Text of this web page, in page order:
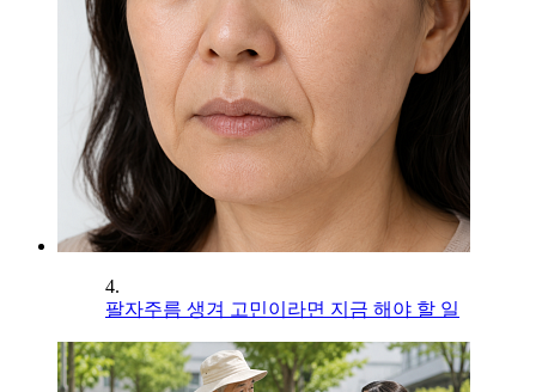
4.
팔자주름 생겨 고민이라면 지금 해야 할 일